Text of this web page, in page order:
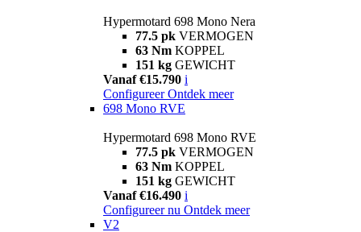
Hypermotard 698 Mono Nera
77.5 pk VERMOGEN
63 Nm KOPPEL
151 kg GEWICHT
Vanaf €15.790 i
Configureer Ontdek meer
698 Mono RVE
Hypermotard 698 Mono RVE
77.5 pk VERMOGEN
63 Nm KOPPEL
151 kg GEWICHT
Vanaf €16.490 i
Configureer nu Ontdek meer
V2